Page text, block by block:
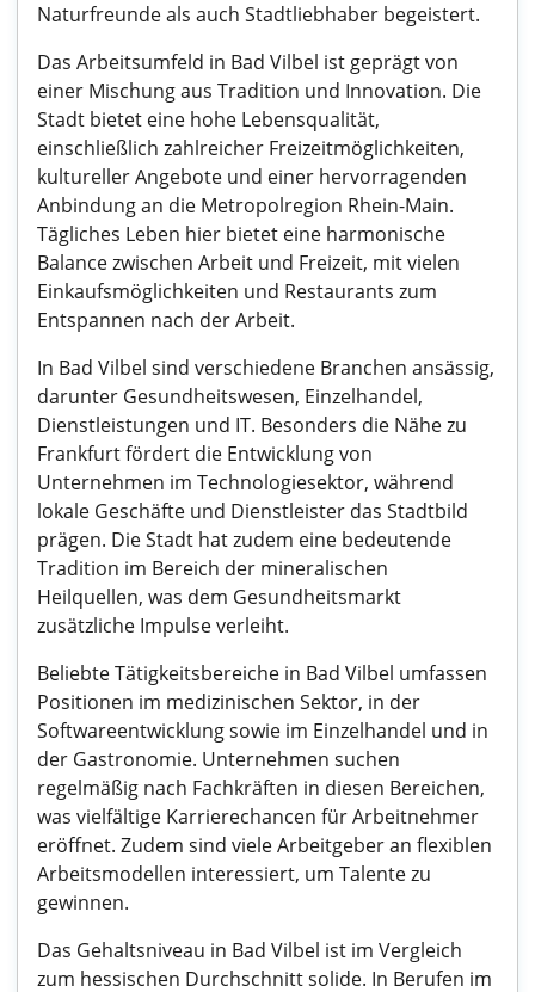
Naturfreunde als auch Stadtliebhaber begeistert.
Das Arbeitsumfeld in Bad Vilbel ist geprägt von
einer Mischung aus Tradition und Innovation. Die
Stadt bietet eine hohe Lebensqualität,
einschließlich zahlreicher Freizeitmöglichkeiten,
kultureller Angebote und einer hervorragenden
Anbindung an die Metropolregion Rhein-Main.
Tägliches Leben hier bietet eine harmonische
Balance zwischen Arbeit und Freizeit, mit vielen
Einkaufsmöglichkeiten und Restaurants zum
Entspannen nach der Arbeit.
In Bad Vilbel sind verschiedene Branchen ansässig,
darunter Gesundheitswesen, Einzelhandel,
Dienstleistungen und IT. Besonders die Nähe zu
Frankfurt fördert die Entwicklung von
Unternehmen im Technologiesektor, während
lokale Geschäfte und Dienstleister das Stadtbild
prägen. Die Stadt hat zudem eine bedeutende
Tradition im Bereich der mineralischen
Heilquellen, was dem Gesundheitsmarkt
zusätzliche Impulse verleiht.
Beliebte Tätigkeitsbereiche in Bad Vilbel umfassen
Positionen im medizinischen Sektor, in der
Softwareentwicklung sowie im Einzelhandel und in
der Gastronomie. Unternehmen suchen
regelmäßig nach Fachkräften in diesen Bereichen,
was vielfältige Karrierechancen für Arbeitnehmer
eröffnet. Zudem sind viele Arbeitgeber an flexiblen
Arbeitsmodellen interessiert, um Talente zu
gewinnen.
Das Gehaltsniveau in Bad Vilbel ist im Vergleich
zum hessischen Durchschnitt solide. In Berufen im